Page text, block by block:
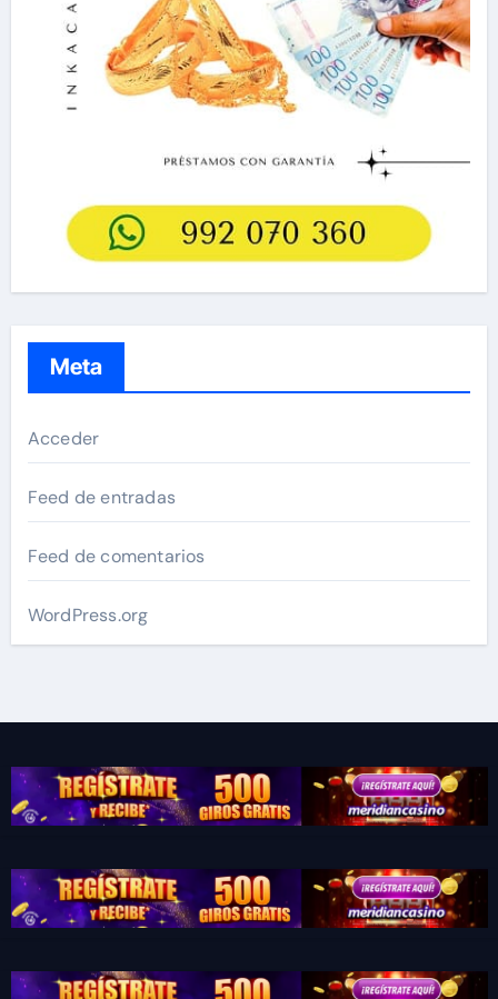
Meta
Acceder
Feed de entradas
Feed de comentarios
WordPress.org